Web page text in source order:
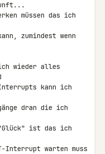
müssen das ich
zumindest wenn
wieder alles
kann ich
dran die ich
ist das ich
Interrupt warten muss